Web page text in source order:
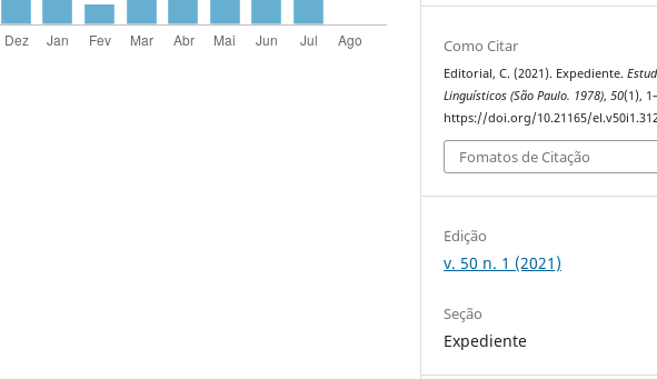
Como Citar
Editorial, C. (2021). Expediente.
Linguísticos (São Paulo. 1978),50(1),
https://doi.org/10.21165/
Fomatos de Citação
Edição
v. 50 n. 1 (2021)
Seção
Expediente